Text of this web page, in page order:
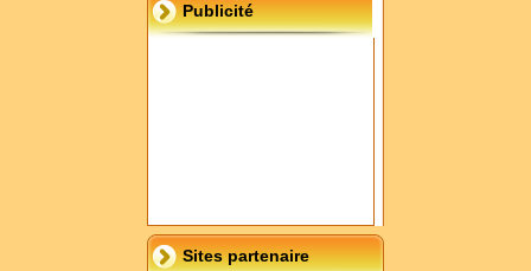
Publicité
Sites partenaire